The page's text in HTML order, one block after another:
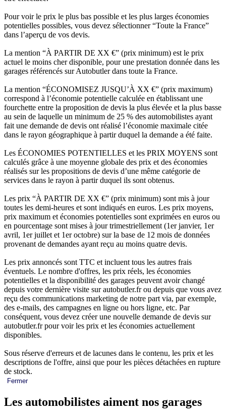
Pour voir le prix le plus bas possible et les plus larges économies
potentielles possibles, vous devez sélectionner “Toute la France”
dans l’aperçu de vos devis.
La mention “À PARTIR DE XX €” (prix minimum) est le prix
actuel le moins cher disponible, pour une prestation donnée dans les
garages référencés sur Autobutler dans toute la France.
La mention “ÉCONOMISEZ JUSQU’À XX €” (prix maximum)
correspond à l’économie potentielle calculée en établissant une
fourchette entre la proposition de devis la plus élevée et la plus basse
au sein de laquelle un minimum de 25 % des automobilistes ayant
fait une demande de devis ont réalisé l’économie maximale citée
dans le rayon géographique à partir duquel la demande a été faite.
Les ÉCONOMIES POTENTIELLES et les PRIX MOYENS sont
calculés grâce à une moyenne globale des prix et des économies
réalisés sur les propositions de devis d’une même catégorie de
services dans le rayon à partir duquel ils sont obtenus.
Les prix “À PARTIR DE XX €” (prix minimum) sont mis à jour
toutes les demi-heures et sont indiqués en euros. Les prix moyens,
prix maximum et économies potentielles sont exprimées en euros ou
en pourcentage sont mises à jour trimestriellement (1er janvier, 1er
avril, 1er juillet et 1er octobre) sur la base de 12 mois de données
provenant de demandes ayant reçu au moins quatre devis.
Les prix annoncés sont TTC et incluent tous les autres frais
éventuels. Le nombre d'offres, les prix réels, les économies
potentielles et la disponibilité des garages peuvent avoir changé
depuis votre dernière visite sur autobutler.fr ou depuis que vous avez
reçu des communications marketing de notre part via, par exemple,
des e-mails, des campagnes en ligne ou hors ligne, etc. Par
conséquent, vous devez créer une nouvelle demande de devis sur
autobutler.fr pour voir les prix et les économies actuellement
disponibles.
Sous réserve d'erreurs et de lacunes dans le contenu, les prix et les
descriptions de l'offre, ainsi que pour les pièces détachées en rupture
de stock.
Fermer
Les automobilistes aiment nos garages